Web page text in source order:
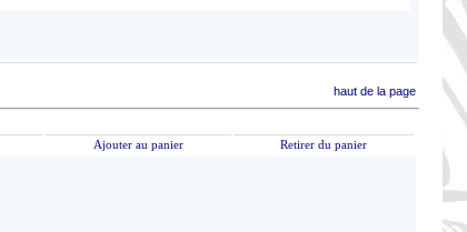
haut de la page
Ajouter au panier Retirer du panier